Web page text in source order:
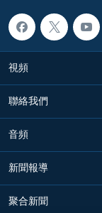
視頻
聯絡我們
音頻
新聞報導
聚合新聞